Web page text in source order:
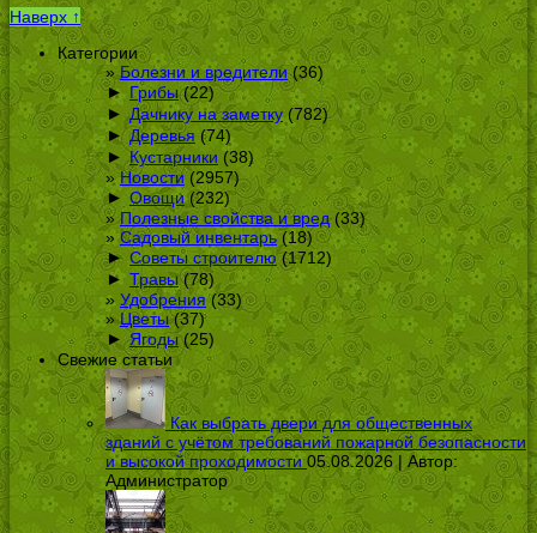
Наверх ↑
Категории
Болезни и вредители(36)
► Грибы(22)
► Дачнику на заметку (782)
► Деревья (74)
► Кустарники (38)
Новости(2957)
► Овощи(232)
Полезные свойства и вред(33)
Садовый инвентарь(18)
► Советы строителю(1712)
► Травы(78)
Удобрения(33)
Цветы(37)
► Ягоды(25)
Свежие статьи
Как выбрать двери для общественных
зданий с учётом требований пожарной безопасности
и высокой проходимости 05.08.2026 | Автор:
Администратор